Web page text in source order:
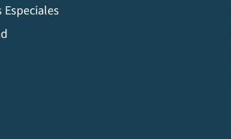
Especiales